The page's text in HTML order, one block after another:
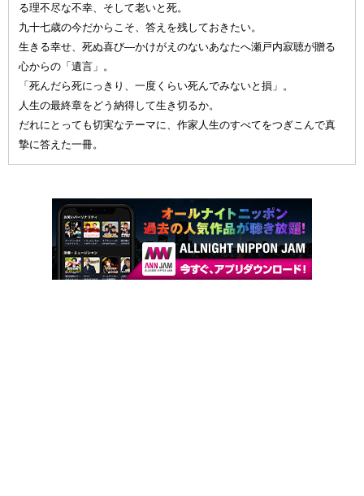
る理不尽な不幸、そして老いと死。
九十七歳の今だからこそ、答えを残しておきたい。
生きる幸せ、死ぬ喜び—かけがえのないあなたへ瀬戸内寂聴が贈る
心からの「遺言」。
「死んだら死にっきり、一度くらい死んでみないと損」。
人生の最終章をどう納得して生き切るか。
だれにとっても切実なテーマに、作家人生のすべてをつぎこんで真
摯に答えた一冊。